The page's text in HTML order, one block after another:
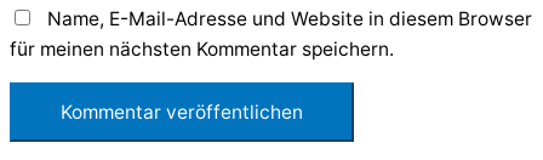
Name, E-Mail-Adresse und Website in diesem Browser
für meinen nächsten Kommentar speichern.